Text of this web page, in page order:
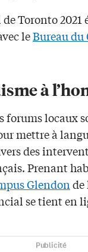
Toronto 2021
leBureau du
à
forums locaux
mettre à
des
Prenant
Glendonde
se tient en
Publicité